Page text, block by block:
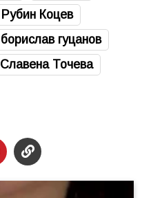
Рубин Коцев
борислав гуцанов
Славена Точева